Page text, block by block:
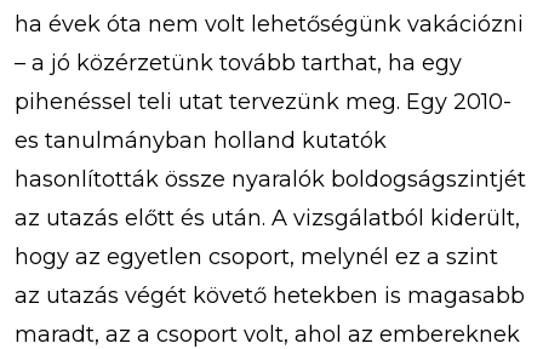
ha évek óta nem volt lehetőségünk vakációzni
– a jó közérzetünk tovább tarthat, ha egy
pihenéssel teli utat tervezünk meg. Egy 2010-
es tanulmányban holland kutatók
hasonlították össze nyaralók boldogságszintjét
az utazás előtt és után. A vizsgálatból kiderült,
hogy az egyetlen csoport, melynél ez a szint
az utazás végét követő hetekben is magasabb
maradt, az a csoport volt, ahol az embereknek